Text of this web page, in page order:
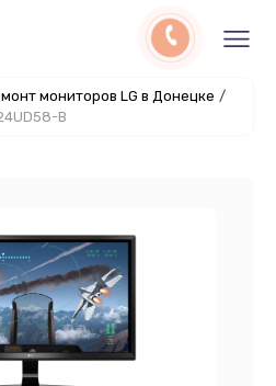
мониторов LG в Донецке /
B